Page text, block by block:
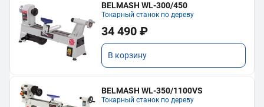
BELMASH WL-300/450
Токарный станок по дереву
34 490 ₽
В корзину
BELMASH WL-350/1100VS
Токарный станок по дереву